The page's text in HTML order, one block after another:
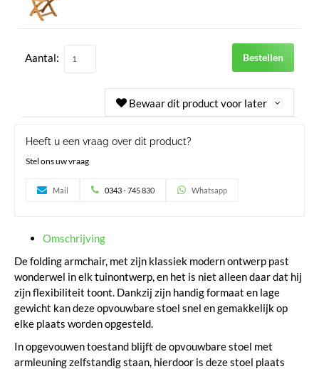
Aantal: Bestellen
Bewaar dit product voor later
Heeft u een vraag over dit product?
Stel ons uw vraag
Mail 0343 - 745 830 Whatsapp
Omschrijving
De folding armchair, met zijn klassiek modern ontwerp past
wonderwel in elk tuinontwerp, en het is niet alleen daar dat hij
zijn flexibiliteit toont. Dankzij zijn handig formaat en lage
gewicht kan deze opvouwbare stoel snel en gemakkelijk op
elke plaats worden opgesteld.
In opgevouwen toestand blijft de opvouwbare stoel met
armleuning zelfstandig staan, hierdoor is deze stoel plaats